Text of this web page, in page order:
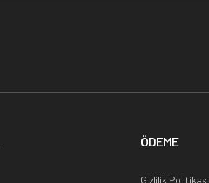
ÖDEME
Gizlilik Politikası